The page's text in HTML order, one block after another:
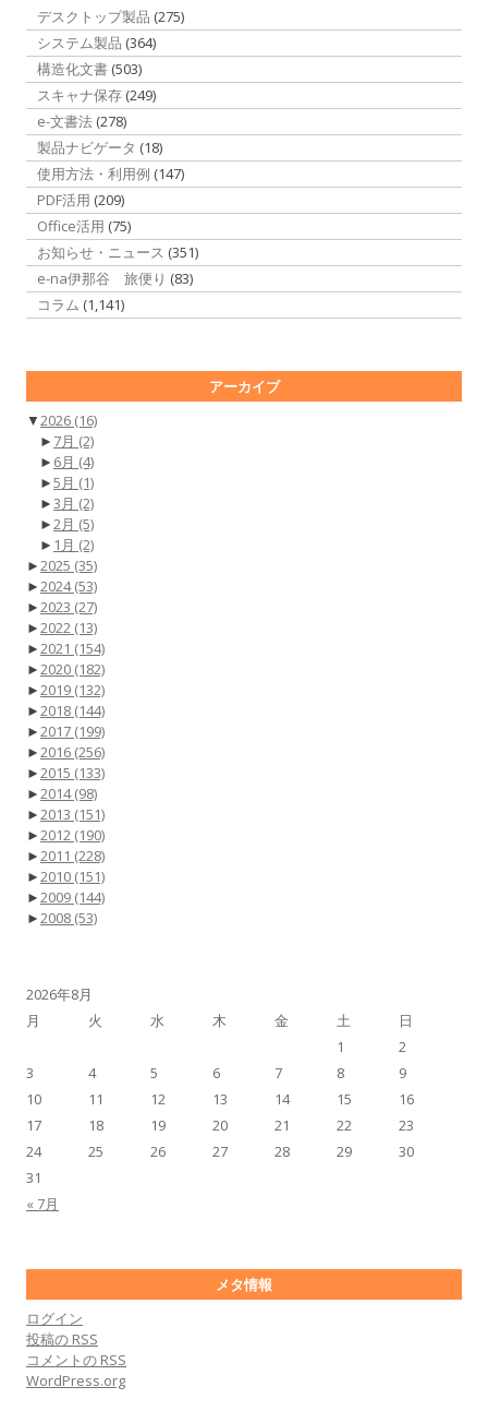
デスクトップ製品 (275)
システム製品 (364)
構造化文書 (503)
スキャナ保存 (249)
e-文書法 (278)
製品ナビゲータ (18)
使用方法・利用例 (147)
PDF活用 (209)
Office活用 (75)
お知らせ・ニュース (351)
e-na伊那谷 旅便り (83)
コラム (1,141)
アーカイブ
▼2026 (16)
► 7月 (2)
► 6月 (4)
►5月 (1)
►3月 (2)
►2月 (5)
► 1月 (2)
►2025 (35)
►2024(53)
►2023 (27)
►2022 (13)
►2021 (154)
►2020 (182)
►2019 (132)
►2018 (144)
►2017 (199)
►2016 (256)
►2015 (133)
►2014(98)
►2013 (151)
►2012 (190)
►2011 (228)
►2010 (151)
►2009 (144)
►2008 (53)
2026年8月
月
火 水 木 金 土 日
« 7月
1
2
3
4 5 6 7 8
9
10
11 12 13 14 15
16
17
18 19 20 21 22
23
24
25 26 27 28 29
30
31
メタ情報
ログイン
投稿の RSS
コメントの RSS
WordPress.org